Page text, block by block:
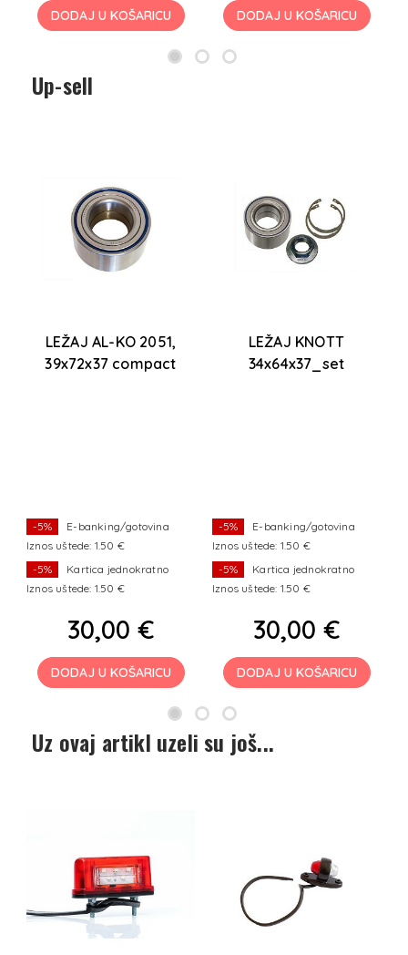
DODAJ U KOŠARICU DODAJ U KOŠARICU
Up-sell
LEŽAJ AL-KO 2051,
39x72x37 compact
-5%
E-banking/gotovina
Iznos uštede: 1.50 €
-5%
Kartica jednokratno
Iznos uštede: 1.50 €
30,00 €
DODAJ U KOŠARICU
LEŽAJ KNOTT
34x64x37_set
-5%
E-banking/gotovina
Iznos uštede: 1.50 €
-5%
Kartica jednokratno
Iznos uštede: 1.50 €
30,00 €
DODAJ U KOŠARICU
Uz ovaj artikl uzeli su još...